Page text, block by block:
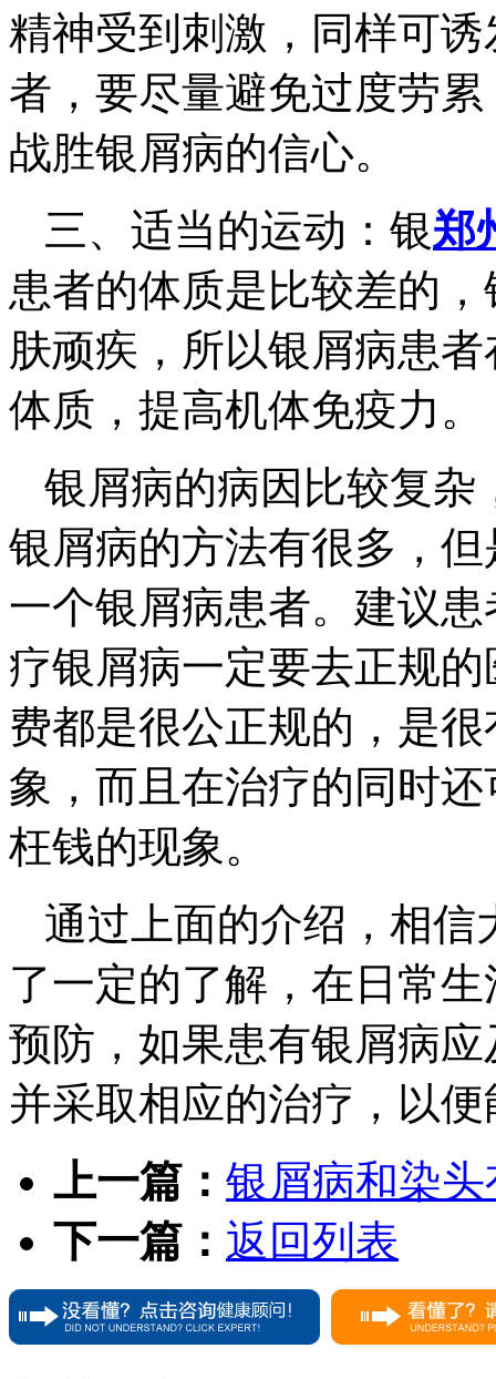
精神受到刺激，同样可
者，要尽量避免过度劳
战胜银屑病的信心。
三、适当的运动：银郑
患者的体质是比较差的
肤顽疾，所以银屑病患
体质，提高机体免疫力。
银屑病的病因比较复杂
银屑病的方法有很多，
一个银屑病患者。建议
疗银屑病一定要去正规
费都是很公正规的，是
象，而且在治疗的同时
枉钱的现象。
通过上面的介绍，相信
了一定的了解，在日常
预防，如果患有银屑病
并采取相应的治疗，以
上一篇： 银屑病和染
下一篇： 返回列表